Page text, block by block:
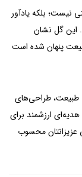
نیست؛ بلکه یادآور
این گل نشان
پنهان شده است
طبیعت، طراحی‌های
هدیه‌ای ارزشمند برای
محسوب